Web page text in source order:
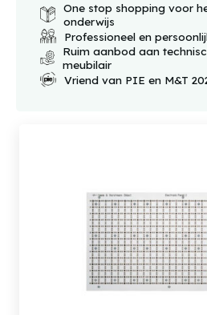
One stop shopping voor
onderwijs
Professioneel en
Ruim aanbod aan
meubilair
Vriend van PIE en M&T